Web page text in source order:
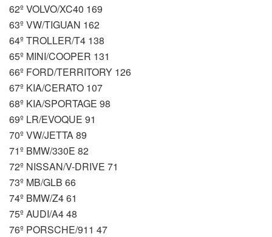
62º VOLVO/XC40 169
63º VW/TIGUAN 162
64º TROLLER/T4 138
65º MINI/COOPER 131
66º FORD/TERRITORY 126
67º KIA/CERATO 107
68º KIA/SPORTAGE 98
69º LR/EVOQUE 91
70º VW/JETTA 89
71º BMW/330E 82
72º NISSAN/V-DRIVE 71
73º MB/GLB 66
74º BMW/Z4 61
75º AUDI/A4 48
76º PORSCHE/911 47